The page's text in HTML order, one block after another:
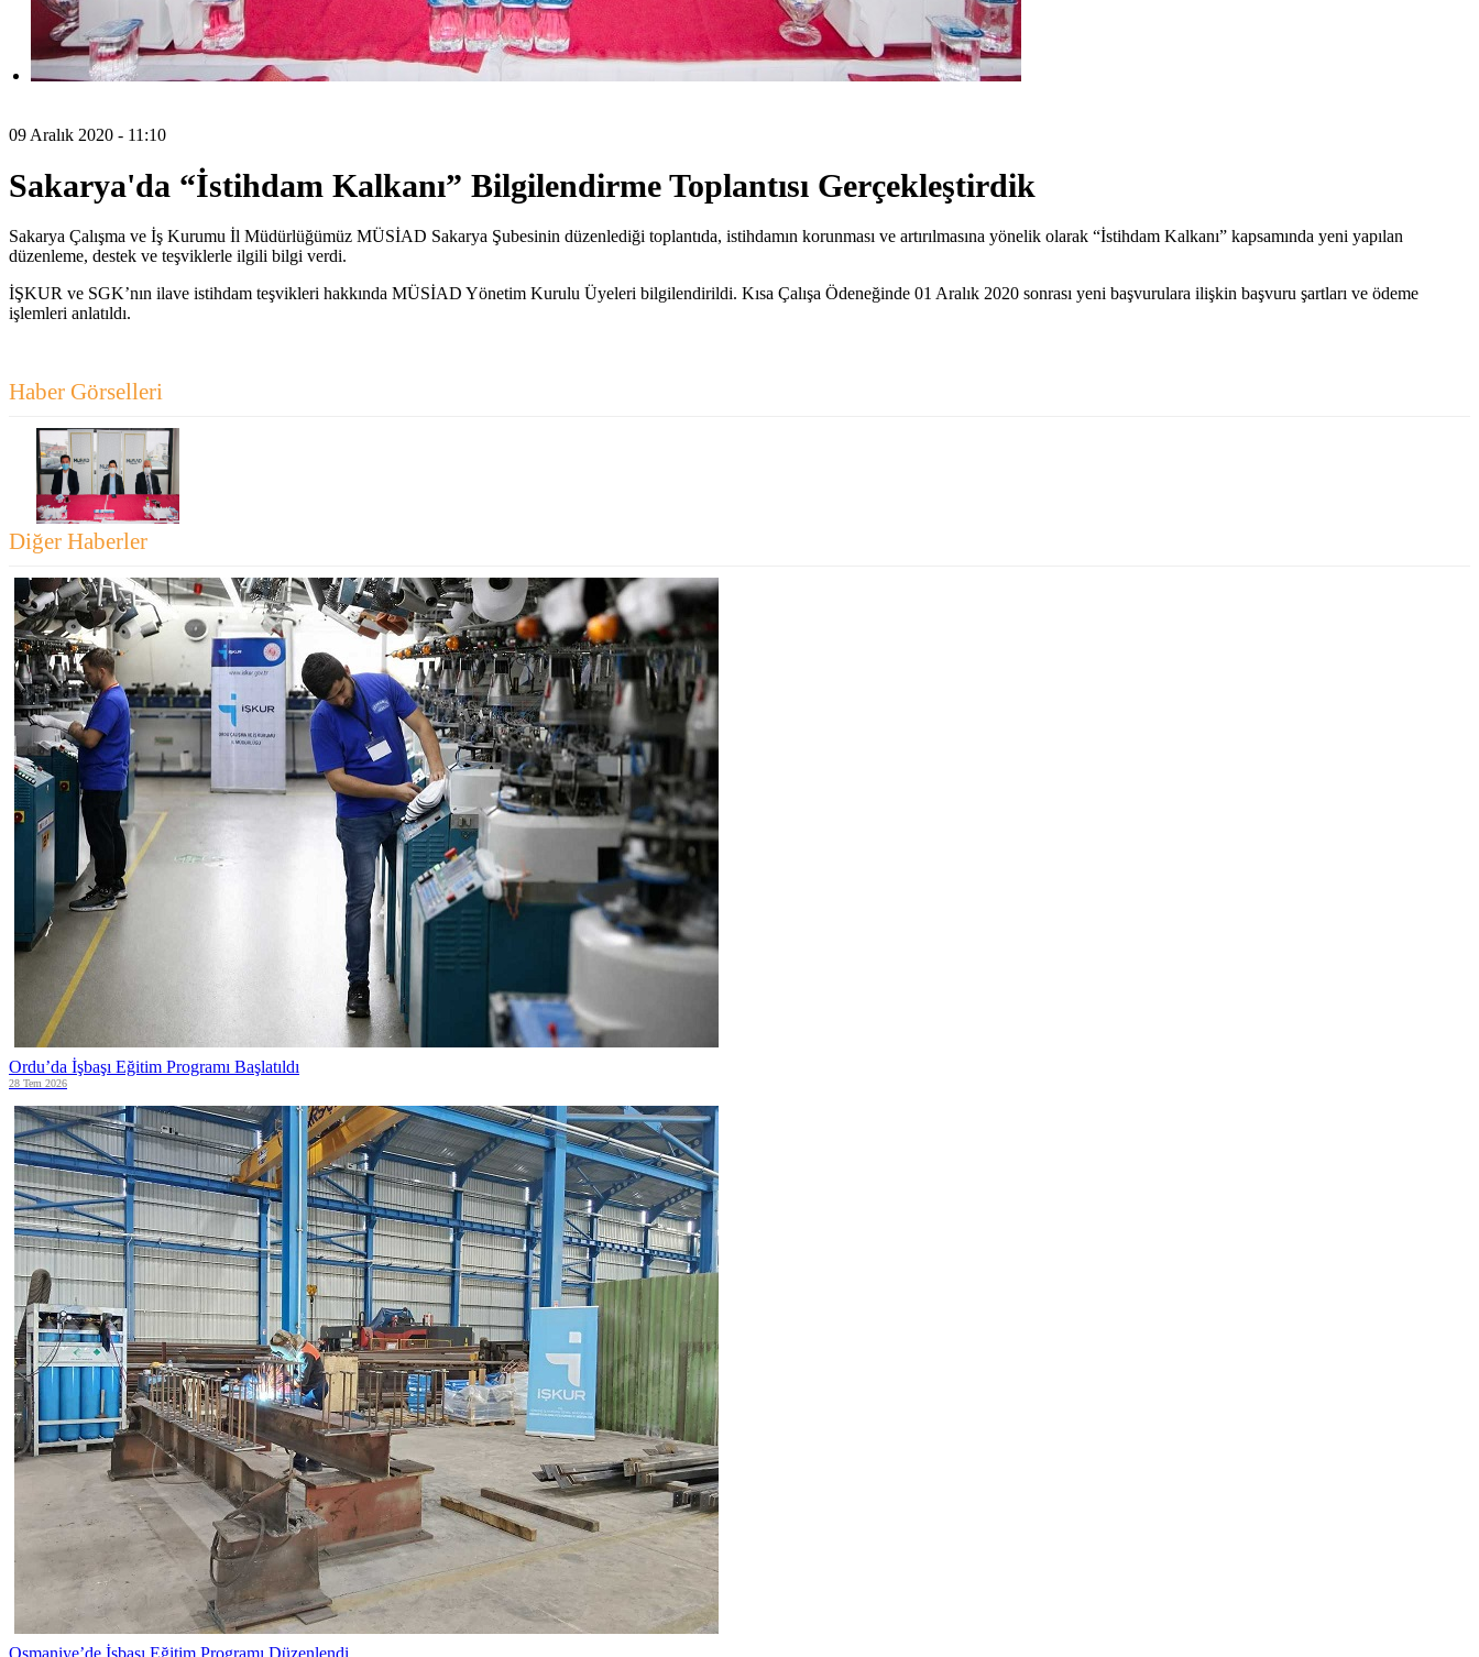
09 Aralık 2020 - 11:10
Sakarya'da “İstihdam Kalkanı” Bilgilendirme Toplantısı Gerçekleştirdik
Sakarya Çalışma ve İş Kurumu İl Müdürlüğümüz MÜSİAD Sakarya Şubesinin düzenlediği toplantıda, istihdamın korunması ve artırılmasına yönelik olarak “İstihdam Kalkanı” kapsamında yeni yapılan
düzenleme, destek ve teşviklerle ilgili bilgi verdi.
İŞKUR ve SGK’nın ilave istihdam teşvikleri hakkında MÜSİAD Yönetim Kurulu Üyeleri bilgilendirildi. Kısa Çalışa Ödeneğinde 01 Aralık 2020 sonrası yeni başvurulara ilişkin başvuru şartları ve ödeme
işlemleri anlatıldı.
Haber Görselleri
Diğer Haberler
Ordu’da İşbaşı Eğitim Programı Başlatıldı
28 Tem 2026